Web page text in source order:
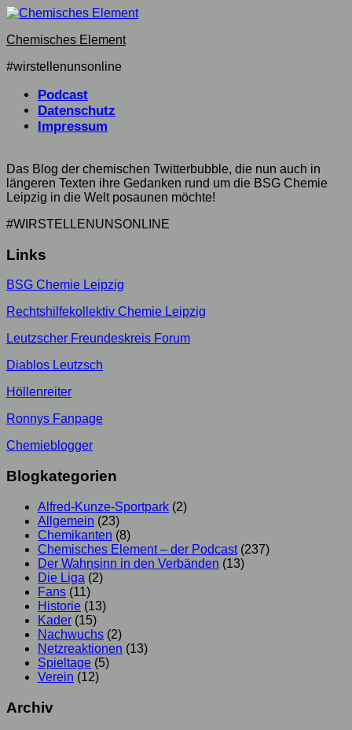
Skip
content
Chemisches Element
#wirstellenunsonline
Podcast
Datenschutz
Impressum
Das Blog der chemischen Twitterbubble, die nun auch in
längeren Texten ihre Gedanken rund um die BSG Chemie
Leipzig in die Welt posaunen möchte!
#WIRSTELLENUNSONLINE
Links
BSG Chemie Leipzig
Rechtshilfekollektiv Chemie Leipzig
Leutzscher Freundeskreis Forum
Diablos Leutzsch
Höllenreiter
Ronnys Fanpage
Chemieblogger
Blogkategorien
Alfred-Kunze-Sportpark (2)
Allgemein (23)
Chemikanten (8)
Chemisches Element – der Podcast(237)
Der Wahnsinn in den Verbänden (13)
Die Liga (2)
Fans (11)
Historie (13)
Kader (15)
Nachwuchs (2)
Netzreaktionen (13)
Spieltage (5)
Verein (12)
Archiv